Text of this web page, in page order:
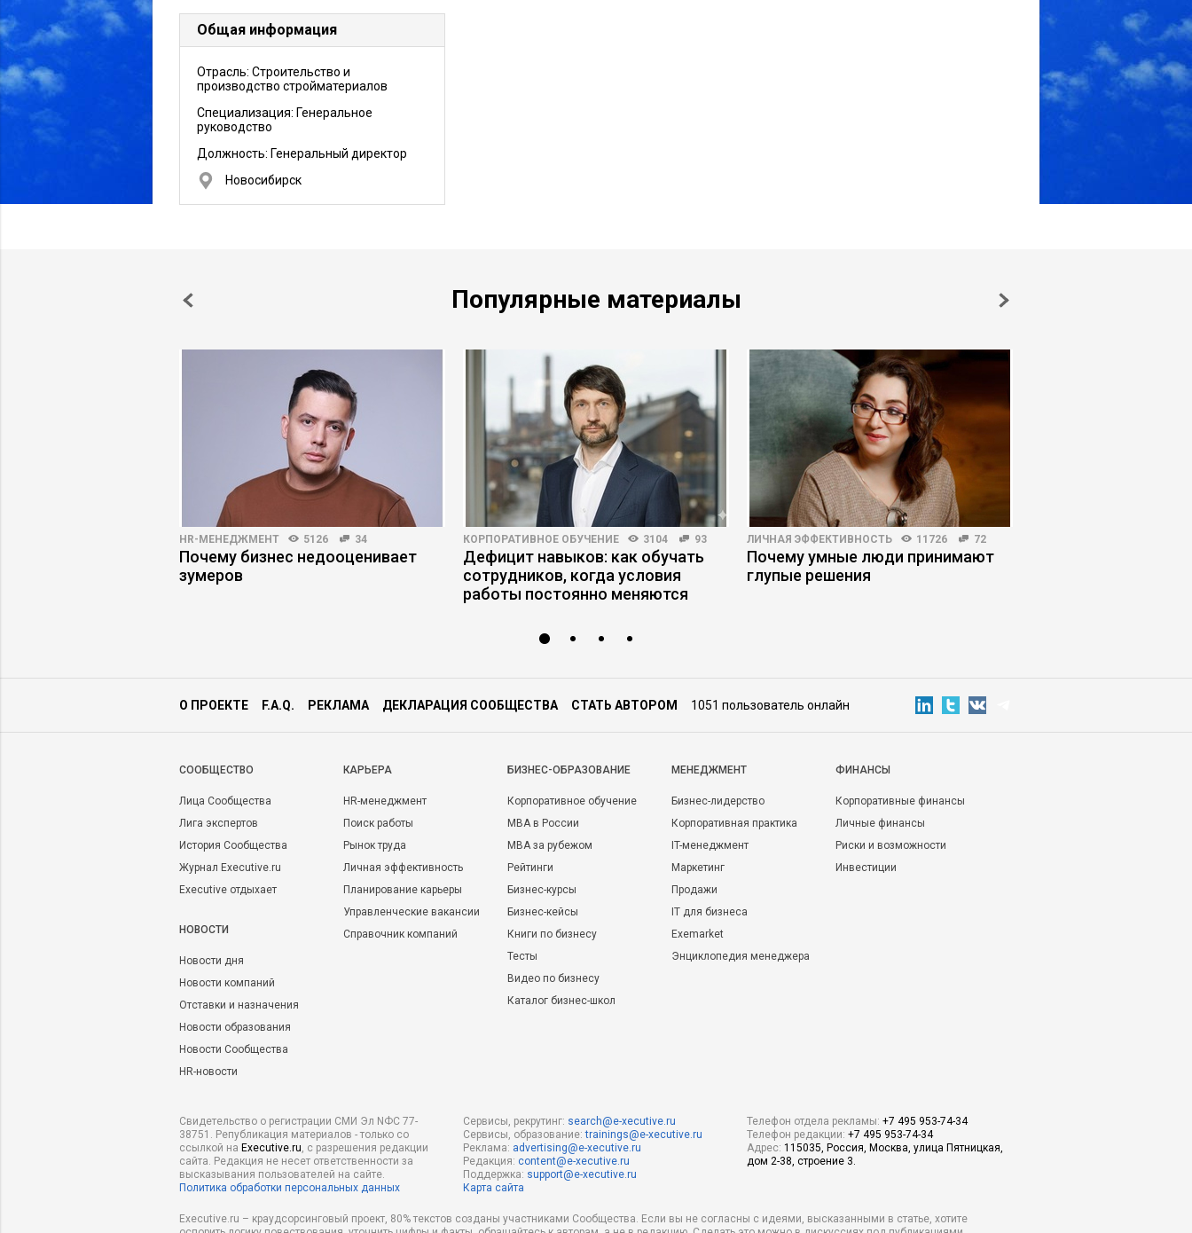
Общая информация
Отрасль: Строительство и
производство стройматериалов
Специализация: Генеральное
руководство
Должность: Генеральный директор
Новосибирск
Популярные материалы
HR-МЕНЕДЖМЕНТ 5126 34
Почему бизнес недооценивает
зумеров
КОРПОРАТИВНОЕ ОБУЧЕНИЕ 3104 93
Дефицит навыков: как обучать
сотрудников, когда условия
работы постоянно меняются
ЛИЧНАЯ ЭФФЕКТИВНОСТЬ 11726 72
Почему умные люди принимают
глупые решения
О ПРОЕКТЕ F.A.Q. РЕКЛАМА ДЕКЛАРАЦИЯ СООБЩЕСТВА СТАТЬ АВТОРОМ 1051 пользователь онлайн
CООБЩЕСТВО
Лица Сообщества
Лига экспертов
История Сообщества
Журнал Executive.ru
Executive отдыхает
НОВОСТИ
Новости дня
Новости компаний
Отставки и назначения
Новости образования
Новости Сообщества
HR-новости
КАРЬЕРА
HR-менеджмент
Поиск работы
Рынок труда
Личная эффективность
Планирование карьеры
Управленческие вакансии
Справочник компаний
БИЗНЕС-ОБРАЗОВАНИЕ
Корпоративное обучение
MBA в России
MBA за рубежом
Рейтинги
Бизнес-курсы
Бизнес-кейсы
Книги по бизнесу
Тесты
Видео по бизнесу
Каталог бизнес-школ
МЕНЕДЖМЕНТ
Бизнес-лидерство
Корпоративная практика
IT-менеджмент
Маркетинг
Продажи
IT для бизнеса
Exemarket
Энциклопедия менеджера
ФИНАНСЫ
Корпоративные финансы
Личные финансы
Риски и возможности
Инвестиции
Свидетельство о регистрации СМИ Эл NФС 77-
38751. Републикация материалов - только со
ссылкой на Executive.ru, с разрешения редакции
сайта. Редакция не несет ответственности за
высказывания пользователей на сайте.
Политика обработки персональных данных
Сервисы, рекрутинг: search@e-xecutive.ru
Сервисы, образование:trainings@e-xecutive.ru
Реклама: advertising@e-xecutive.ru
Редакция: content@e-xecutive.ru
Поддержка: support@e-xecutive.ru
Карта сайта
Телефон отдела рекламы: +7 495 953-74-34
Телефон редакции: +7 495 953-74-34
Адрес: 115035, Россия, Москва, улица Пятницкая,
дом 2-38, строение 3.
Executive.ru – краудсорсинговый проект, 80% текстов созданы участниками Сообщества. Если вы не согласны с идеями, высказанными в статье, хотите